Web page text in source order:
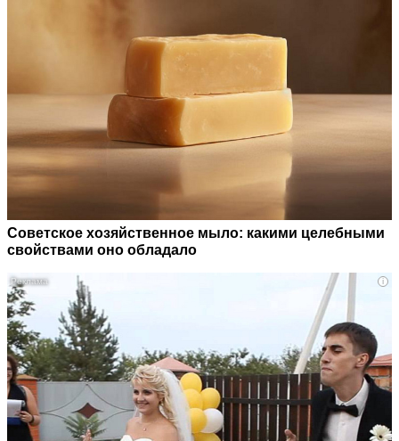
Советское хозяйственное мыло: какими целебными
свойствами оно обладало
i